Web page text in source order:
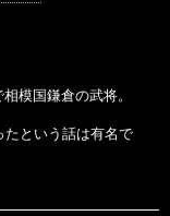
模国鎌倉の武将。
たという話は有名で